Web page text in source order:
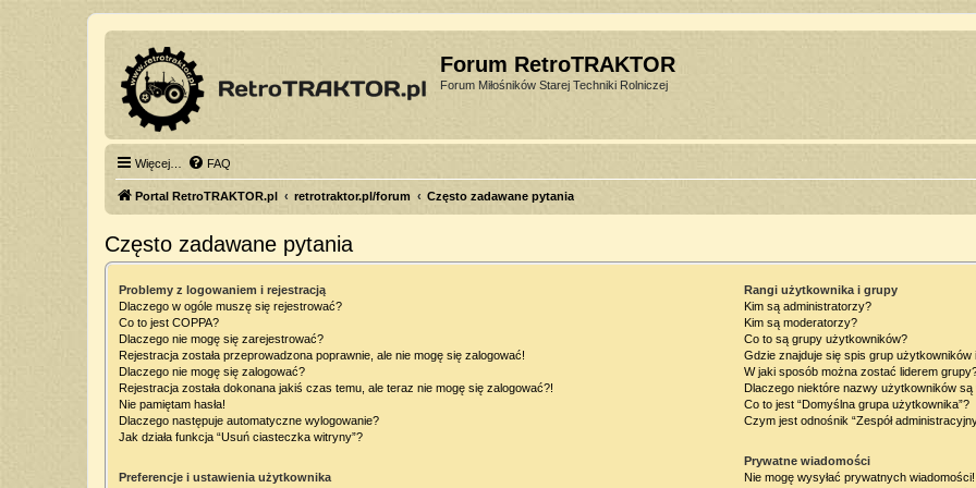
Forum RetroTRAKTOR
Forum Miłośników Starej Techniki Rolniczej
Więcej… FAQ
Portal RetroTRAKTOR.pl retrotraktor.pl/forum Często zadawane pytania
Często zadawane pytania
Problemy z logowaniem i rejestracją
Dlaczego w ogóle muszę się rejestrować?
Co to jest COPPA?
Dlaczego nie mogę się zarejestrować?
Rejestracja została przeprowadzona poprawnie, ale nie mogę się zalogować!
Dlaczego nie mogę się zalogować?
Rejestracja została dokonana jakiś czas temu, ale teraz nie mogę się zalogować?!
Nie pamiętam hasła!
Dlaczego następuje automatyczne wylogowanie?
Jak działa funkcja “Usuń ciasteczka witryny”?
Preferencje i ustawienia użytkownika
Rangi użytkownika i grupy
Kim są administratorzy?
Kim są moderatorzy?
Co to są grupy użytkowników?
Gdzie znajduje się spis grup użytkowników
W jaki sposób można zostać liderem
Dlaczego niektóre nazwy użytkowników
Co to jest “Domyślna grupa użytkownika”?
Czym jest odnośnik “Zespół
Prywatne wiadomości
Nie mogę wysyłać prywatnych wiadomości!